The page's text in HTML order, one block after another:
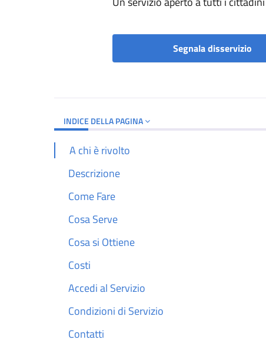
Segnala disservizio
INDICE DELLA PAGINA
A chi è rivolto
Descrizione
Come Fare
Cosa Serve
Cosa si Ottiene
Costi
Accedi al Servizio
Condizioni di Servizio
Contatti